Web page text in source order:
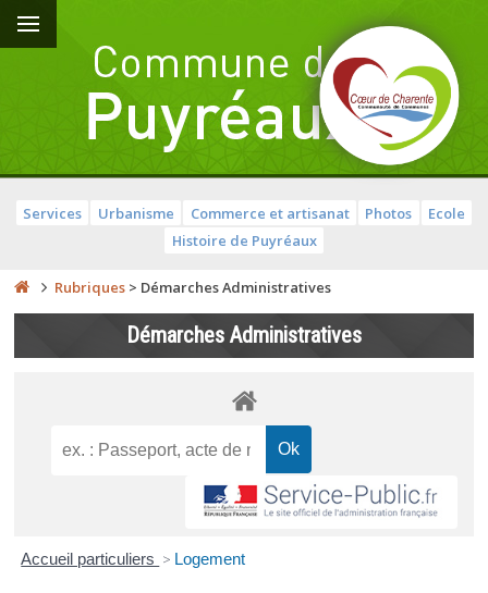
Services Urbanisme Commerce et artisanat Photos
Ecole
Histoire de Puyréaux
Rubriques > Démarches Administratives
Démarches Administratives
Accueil particuliers > Logement